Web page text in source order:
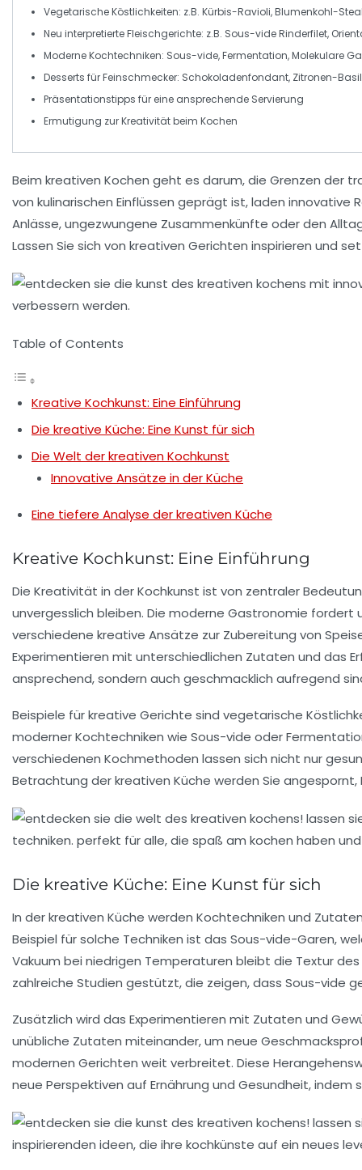
Vegetarische Köstlichkeiten: z.B. Kürbis-Ravioli,Blumenkohl-
Neu interpretierte Fleischgerichte: z.B. Sous-vide Rinderfilet,
Moderne Kochtechniken: Sous-vide,Fermentation,Molekulare
Desserts für Feinschmecker: Schokoladenfondant, Zitronen-
Präsentationstipps für eine ansprechende Servierung
Ermutigung zurKreativitätbeim Kochen
Beim kreativen Kochen geht es darum, die Grenzen der
von kulinarischen Einflüssen geprägt ist, laden
Anlässe, ungezwungene Zusammenkünfte oder den
Lassen Sie sich von kreativen Gerichten inspirieren und
Table of Contents
Kreative Kochkunst: Eine Einführung
Die kreative Küche: Eine Kunst für sich
Die Welt der kreativen Kochkunst
Innovative Ansätze in der Küche
Eine tiefere Analyse der kreativen Küche
Kreative Kochkunst: Eine Einführung
Die Kreativität in derKochkunst ist von zentraler
unvergesslich bleiben. Die moderne Gastronomie fordert
verschiedene kreative Ansätze zur Zubereitung von
Experimentieren mit unterschiedlichen Zutaten und das
ansprechend, sondern auch geschmacklich aufregend
Beispiele für kreative Gerichte sind vegetarische
moderner Kochtechniken wie Sous-vide oder
verschiedenen Kochmethoden lassen sich nicht nur
Betrachtung derkreativen Küche werden Sie
Die kreative Küche: Eine Kunst für sich
In der kreativen Küche werden Kochtechniken und
Beispiel für solche Techniken ist das Sous-vide-Garen,
Vakuum bei niedrigen Temperaturen bleibt die Texturdes
zahlreiche Studien gestützt, die zeigen, dass Sous-vide
Zusätzlich wird das Experimentieren mit Zutaten und
unübliche Zutaten miteinander, um neue
modernen Gerichten weit verbreitet. Diese
neue Perspektiven auf Ernährung und Gesundheit, indem